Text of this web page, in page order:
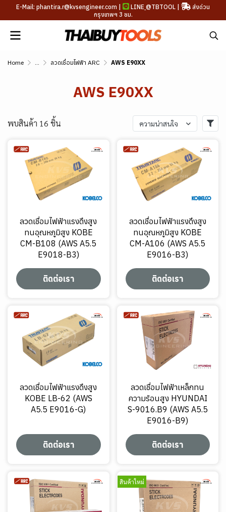
E-Mail: phantira.r@kvsengineer.com | LINE @TBTOOL |
ส่งด่วน
กรุงเทพฯ 3 ชม.
Home ... ลวดเชื่อมไฟฟ้า ARC AWS E90XX
AWS E90XX
พบสินค้า 16 ชิ้น ความน่าสนใจ
ลวดเชื่อมไฟฟ้าแรงดึงสูง
ทนอุณหภูมิสูง KOBE
CM-B108 (AWS A5.5
E9018-B3)
ติดต่อเรา
ลวดเชื่อมไฟฟ้าแรงดึงสูง
ทนอุณหภูมิสูง KOBE
CM-A106 (AWS A5.5
E9016-B3)
ติดต่อเรา
ลวดเชื่อมไฟฟ้าแรงดึงสูง
KOBE LB-62 (AWS
A5.5 E9016-G)
ติดต่อเรา
ลวดเชื่อมไฟฟ้าเหล็กทน
ความร้อนสูง HYUNDAI
S-9016.B9 (AWS A5.5
E9016-B9)
ติดต่อเรา
สินค้าใหม่